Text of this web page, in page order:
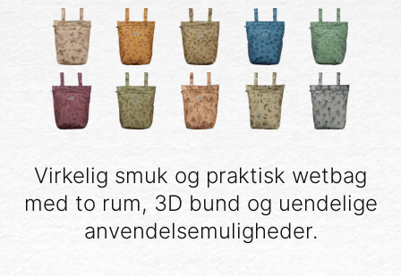
Virkelig smuk og praktisk wetbag
med to rum, 3D bund og uendelige
anvendelsemuligheder.